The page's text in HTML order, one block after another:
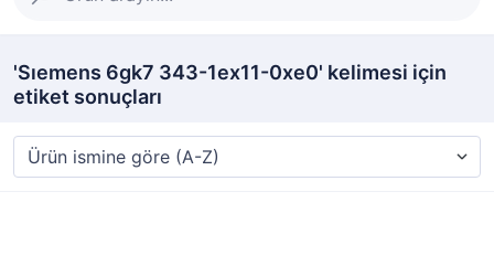
'Sıemens 6gk7 343-1ex11-0xe0' kelimesi için
etiket sonuçları